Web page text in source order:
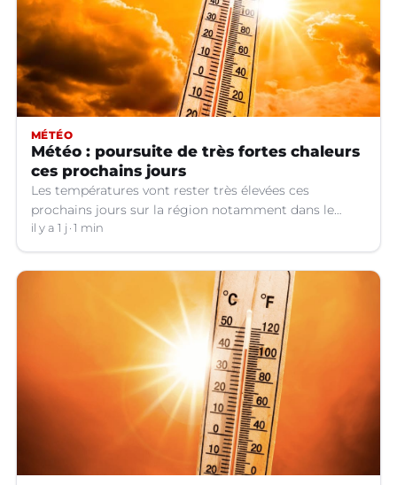
MÉTÉO
Météo : poursuite de très fortes chaleurs
ces prochains jours
Les températures vont rester très élevées ces
prochains jours sur la région notamment dans le
Languedoc.
il y a 1 j 1 min